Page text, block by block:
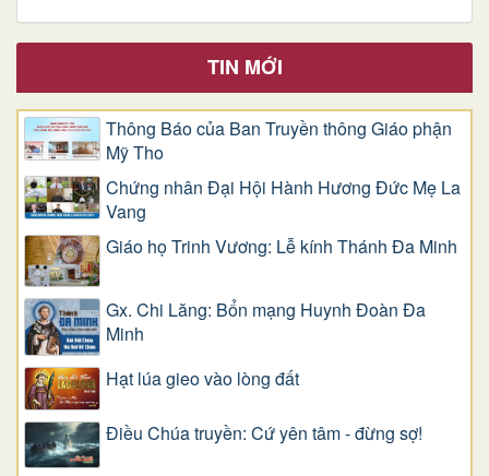
TIN MỚI
Thông Báo của Ban Truyền thông Giáo phận
Mỹ Tho
Chứng nhân Đại Hội Hành Hương Đức Mẹ La
Vang
Giáo họ Trinh Vương: Lễ kính Thánh Đa Minh
Gx. Chi Lăng: Bổn mạng Huynh Đoàn Đa
Minh
Hạt lúa gieo vào lòng đất
Điều Chúa truyền: Cứ yên tâm - đừng sợ!